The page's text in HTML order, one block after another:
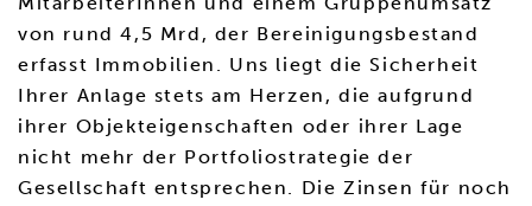
von rund 4,5 Mrd, der Bereinigungsbestand
erfasst Immobilien. Uns liegt die Sicherheit
Ihrer Anlage stets am Herzen, die aufgrund
ihrer Objekteigenschaften oder ihrer Lage
nicht mehr der Portfoliostrategie der
Gesellschaft entsprechen. Die Zinsen für noch